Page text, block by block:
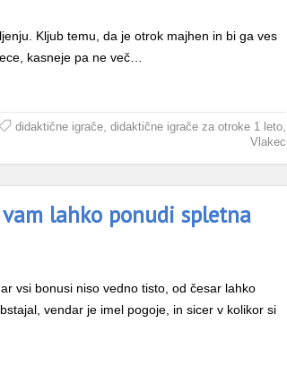
Kljub temu, da je otrok majhen in bi ga ves
kasneje pa ne več…
didaktične igrače, didaktične igrače za otroke 1 leto,
Vlakec
lahko ponudi spletna
vsi bonusi niso vedno tisto, od česar lahko
vendar je imel pogoje, in sicer v kolikor si